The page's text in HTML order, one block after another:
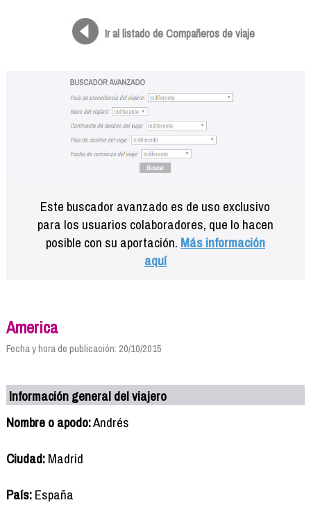
Ir al listado de Compañeros de viaje
Este buscador avanzado es de uso exclusivo
para los usuarios colaboradores, que lo hacen
posible con su aportación. Más información
aquí
America
Fecha y hora de publicación: 20/10/2015
Información general del viajero
Nombre o apodo:Andrés
Ciudad:Madrid
País:España